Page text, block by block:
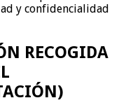
y confidencialidad
RECOGIDA